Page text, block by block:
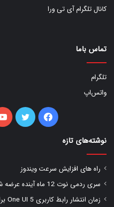
کانال تلگرام آی تی ورا
تماس باما
تلگرام
واتس‌اپ
فیس توییتر
نوشته‌های تازه
راه های افزایش سرعت ویندوز
سری ردمی نوت 12 ماه آینده عرضه شود
زمان انتشار رابط کاربری One UI 5 برای گوشی‌های سامسونگ مشخص شد